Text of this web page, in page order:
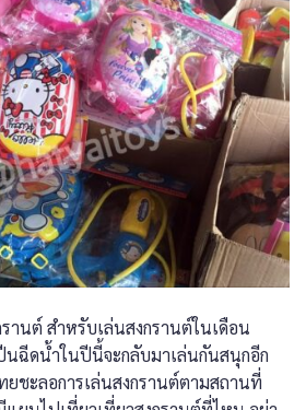
นต์ สำหรับเล่นสงกรานต์ในเดือน
นฉีดน้ำในปีนี้จะกลับมาเล่นกันสนุกอีก
ยชะลอการเล่นสงกรานต์ตามสถานที่